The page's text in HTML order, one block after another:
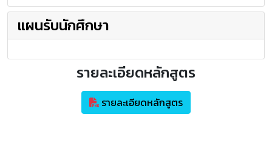
แผนรับนักศึกษา
รายละเอียดหลักสูตร
รายละเอียดหลักสูตร